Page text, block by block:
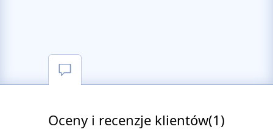
Oceny i recenzje klientów(1)